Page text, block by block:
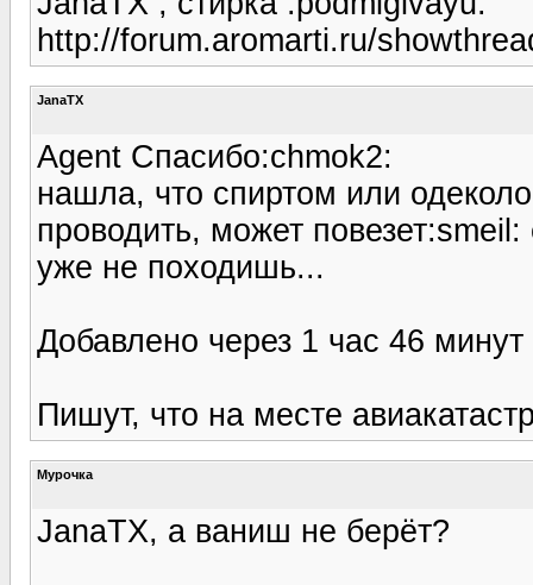
http://forum.aromarti.ru/
JanaTX
Agent Спасибо:chmok2:
нашла, что спиртом или
проводить, может
уже не походишь...
Добавлено через 1 час 46 минут
Пишут, что на месте
Мурочка
JanaTX, а ваниш не берёт?